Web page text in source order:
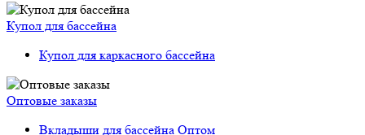
Купол для бассейна
Купол для каркасного бассейна
Оптовые заказы
Вкладыши для бассейна Оптом